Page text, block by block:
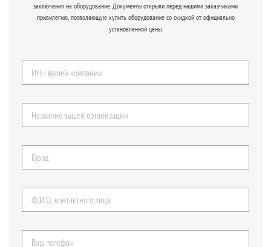
заключения на оборудование. Документы открыли перед нашими заказчиками
привилегию, позволяющую купить оборудование со скидкой от официально
установленной цены.